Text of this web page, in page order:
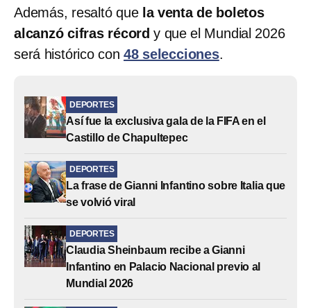
Además, resaltó quela venta de boletos
alcanzó cifras récord y que el Mundial 2026
será histórico con48 selecciones.
DEPORTES
Así fue la exclusiva gala de la FIFA en el
Castillo de Chapultepec
DEPORTES
La frase de Gianni Infantino sobre Italia que
se volvió viral
DEPORTES
Claudia Sheinbaum recibe a Gianni
Infantino en Palacio Nacional previo al
Mundial 2026